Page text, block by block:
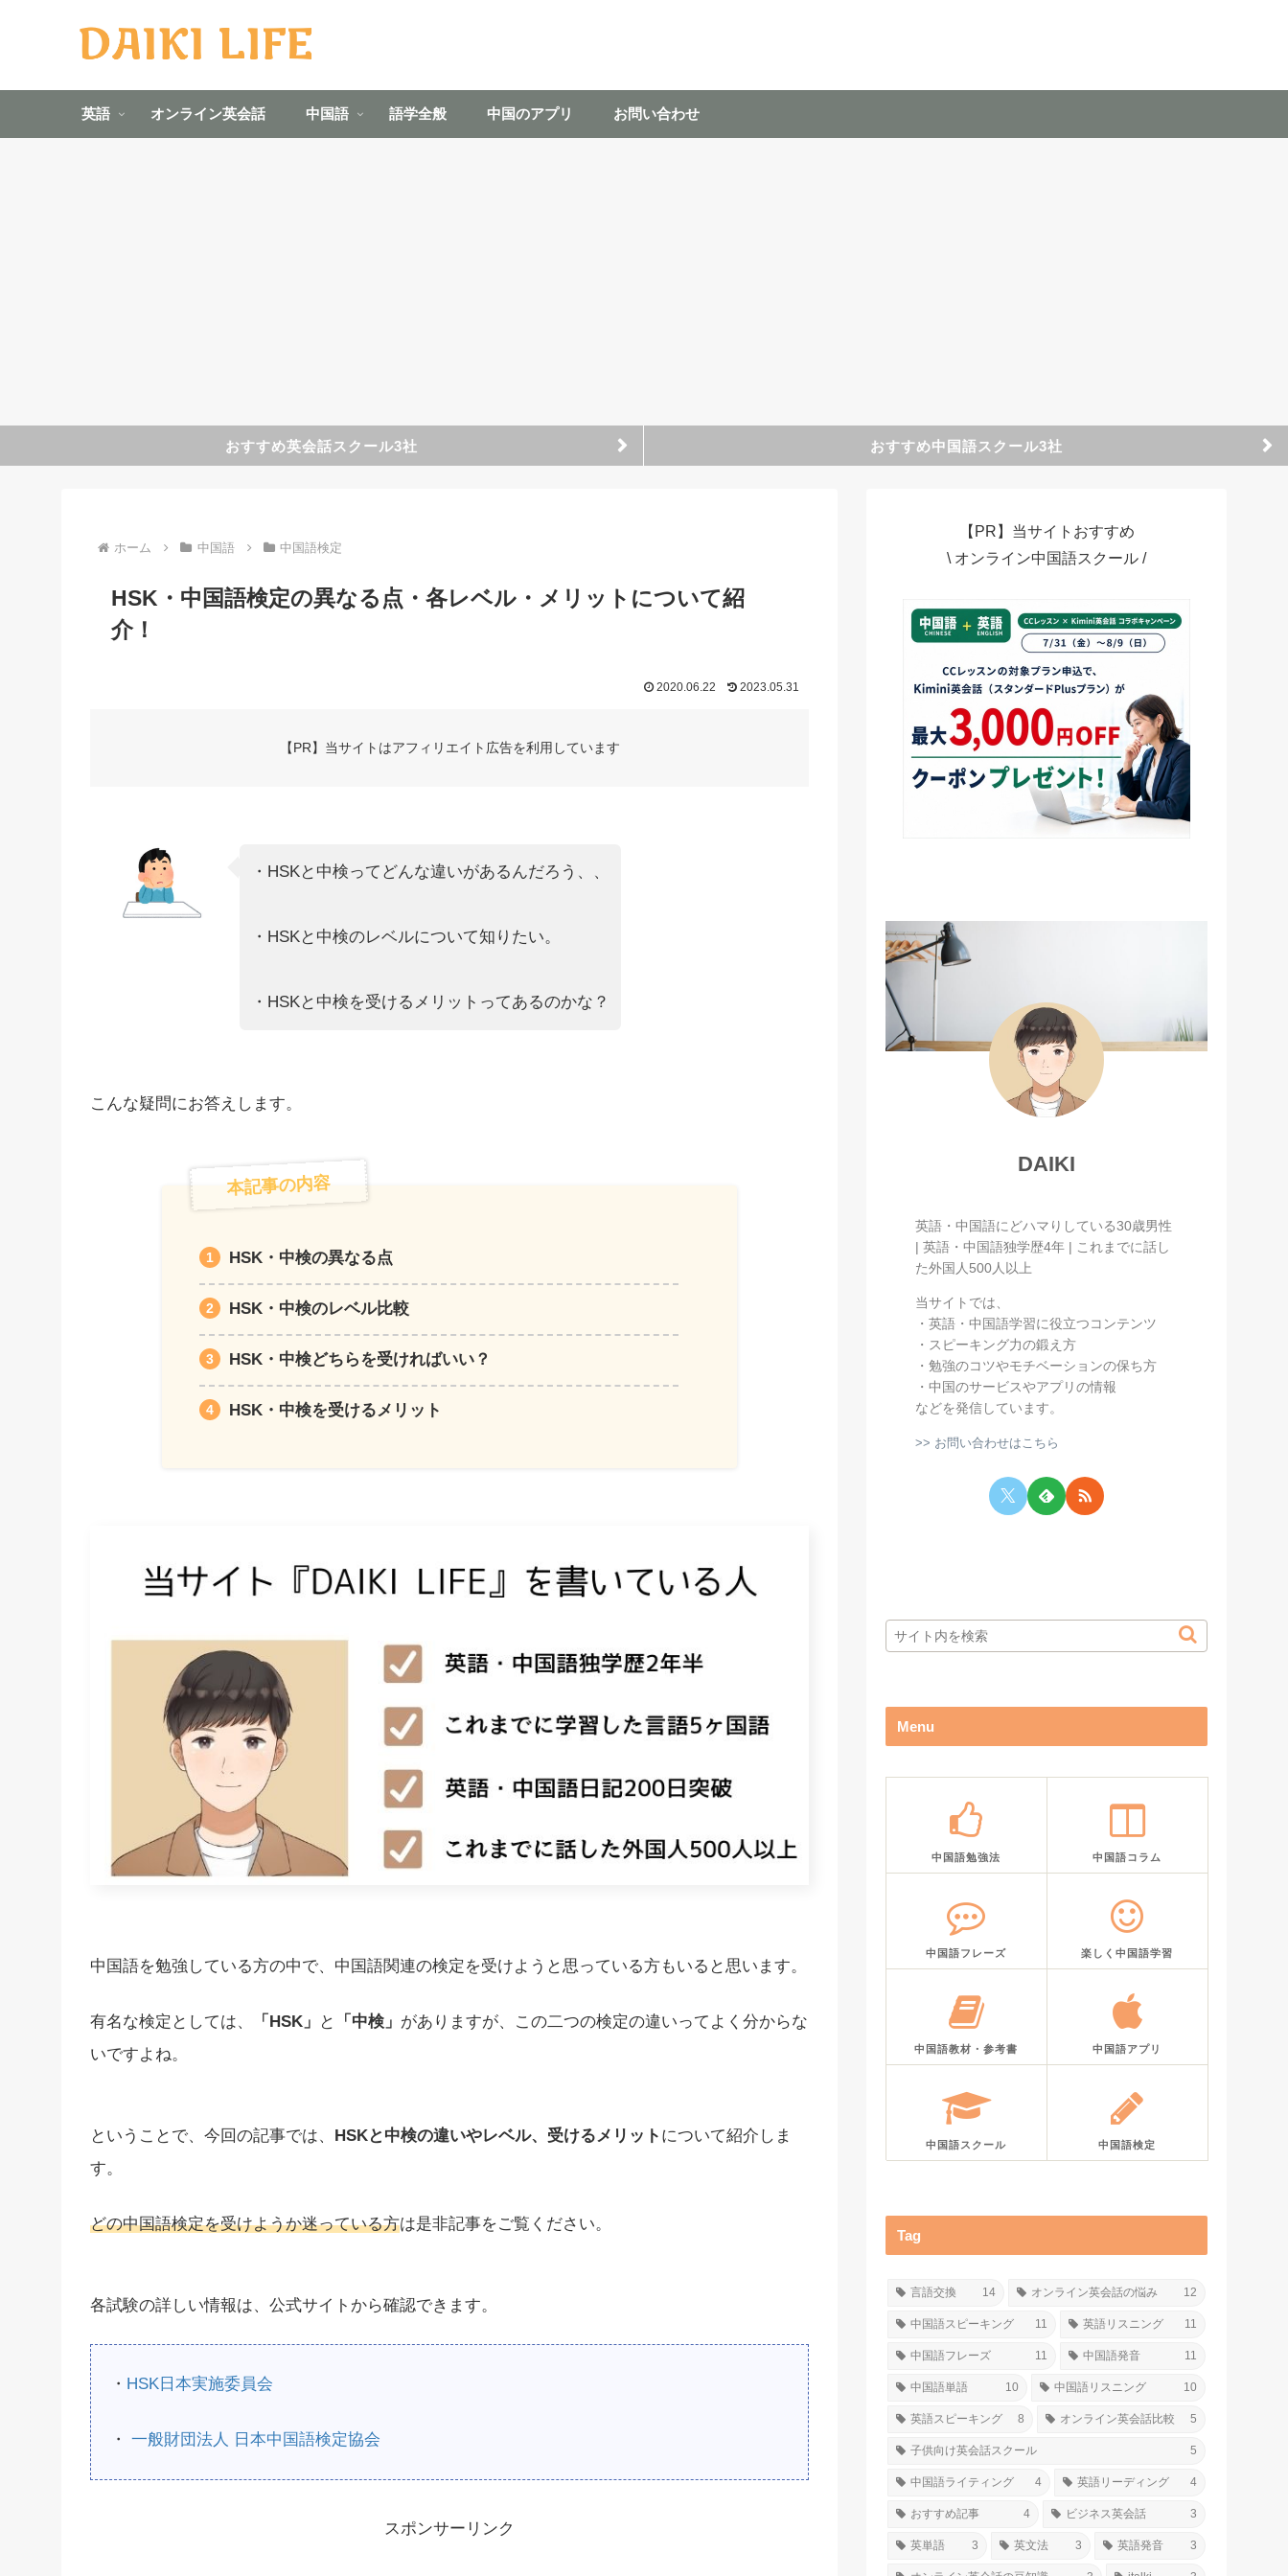
英語 オンライン英会話 中国語 語学全般 中国のアプリ お問い合わせ
おすすめ英会話スクール3社 おすすめ中国語スクール3社
ホーム 中国語 中国語検定
HSK・中国語検定の異なる点・各レベル・メリットについて紹
介！
2020.06.22 2023.05.31
【PR】当サイトはアフィリエイト広告を利用しています
・HSKと中検ってどんな違いがあるんだろう、、
・HSKと中検のレベルについて知りたい。
・HSKと中検を受けるメリットってあるのかな？
こんな疑問にお答えします。
本記事の内容
HSK・中検の異なる点
HSK・中検のレベル比較
HSK・中検どちらを受ければいい？
HSK・中検を受けるメリット
中国語を勉強している方の中で、中国語関連の検定を受けようと思っている方もいると思います。
有名な検定としては、 「HSK」 と 「中検」 がありますが、この二つの検定の違いってよく分からな
いですよね。
ということで、今回の記事では、 HSKと中検の違いやレベル、受けるメリット について紹介しま
す。
どの中国語検定を受けようか迷っている方は是非記事をご覧ください。
各試験の詳しい情報は、公式サイトから確認できます。
・ HSK日本実施委員会
・ 一般財団法人 日本中国語検定協会
スポンサーリンク
【PR】当サイトおすすめ
\ オンライン中国語スクール /
DAIKI
英語・中国語にどハマりしている30歳男性
| 英語・中国語独学歴4年 | これまでに話し
た外国人500人以上
当サイトでは、
・英語・中国語学習に役立つコンテンツ
・スピーキング力の鍛え方
・勉強のコツやモチベーションの保ち方
・中国のサービスやアプリの情報
などを発信しています。
>> お問い合わせはこちら
Menu
中国語勉強法 中国語コラム
中国語フレーズ 楽しく中国語学習
中国語教材・参考書 中国語アプリ
中国語スクール 中国語検定
Tag
言語交換 14 オンライン英会話の悩み 12
中国語スピーキング 11 英語リスニング 11
中国語フレーズ 11 中国語発音 11
中国語単語 10 中国語リスニング 10
英語スピーキング 8 オンライン英会話比較 5
子供向け英会話スクール 5
中国語ライティング 4 英語リーディング 4
おすすめ記事 4 ビジネス英会話 3
英単語 3 英文法 3 英語発音 3